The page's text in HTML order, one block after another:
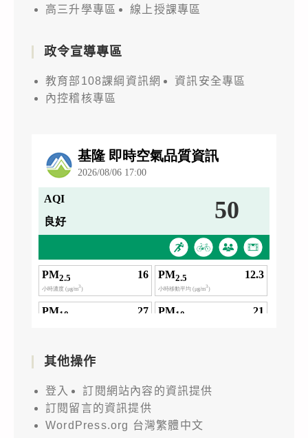
高三升學專區 線上授課專區
政令宣導專區
教育部108課綱資訊網
資訊安全專區
內控稽核專區
其他操作
登入
訂閱網站內容的資訊提供
訂閱留言的資訊提供
WordPress.org 台灣繁體中文